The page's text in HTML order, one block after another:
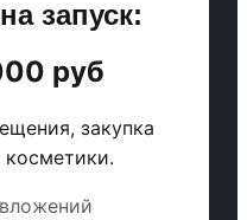
запуск:
руб
закупка